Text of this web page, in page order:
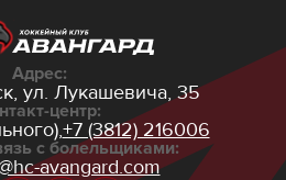
Адрес:
ул. Лукашевича, 35
центр:
+7 (3812) 216006
с болельщиками:
avangard.com